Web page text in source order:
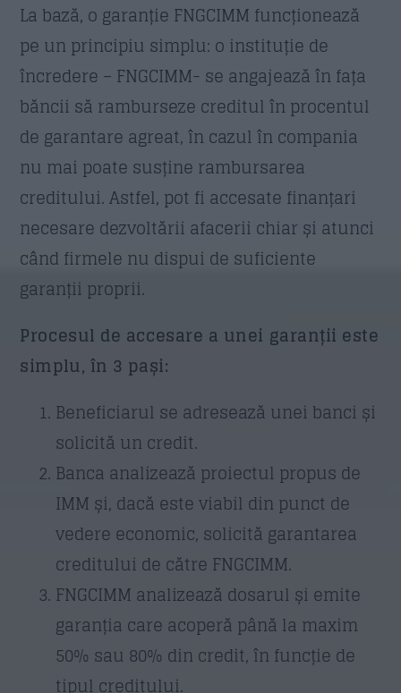
La bază, o garanție FNGCIMM funcționează
pe un principiu simplu: o instituție de
încredere – FNGCIMM- se angajează în fața
băncii să ramburseze creditul în procentul
de garantare agreat, în cazul în compania
nu mai poate susține rambursarea
creditului. Astfel, pot fi accesate finanțari
necesare dezvoltării afacerii chiar și atunci
când firmele nu dispui de suficiente
garanții proprii.
Procesul de accesare a unei garanții este
simplu, în 3 pași:
Beneficiarul se adresează unei banci și
solicită un credit.
Banca analizează proiectul propus de
IMM și, dacă este viabil din punct de
vedere economic, solicită garantarea
creditului de către FNGCIMM.
FNGCIMM analizează dosarul și emite
garanția care acoperă până la maxim
50% sau 80% din credit, în funcție de
tipul creditului.